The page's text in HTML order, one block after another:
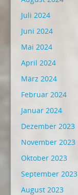
Juli 2024
Juni 2024
Mai 2024
April 2024
März 2024
Februar 2024
Januar 2024
Dezember 2023
November 2023
Oktober 2023
September 2023
August 2023